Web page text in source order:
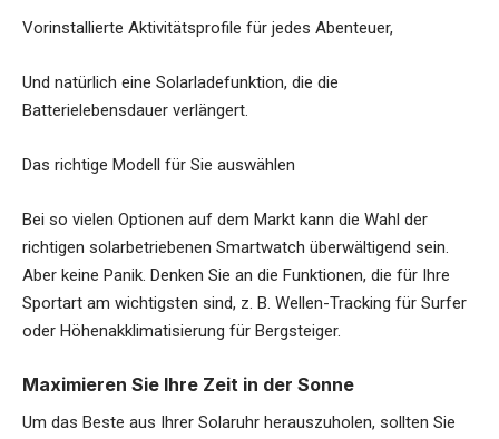
Vorinstallierte Aktivitätsprofile für jedes Abenteuer,
Und natürlich eine Solarladefunktion, die die
Batterielebensdauer verlängert.
Das richtige Modell für Sie auswählen
Bei so vielen Optionen auf dem Markt kann die Wahl der
richtigen solarbetriebenen Smartwatch überwältigend sein.
Aber keine Panik. Denken Sie an die Funktionen, die für Ihre
Sportart am wichtigsten sind, z. B. Wellen-Tracking für Surfer
oder Höhenakklimatisierung für Bergsteiger.
Maximieren Sie Ihre Zeit in der Sonne
Um das Beste aus Ihrer Solaruhr herauszuholen, sollten Sie